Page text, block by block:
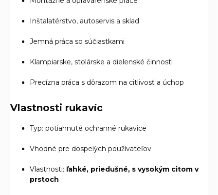
Inštalatérstvo, autoservis a sklad
Jemná práca so súčiastkami
Klampiarske, stolárske a dielenské činnosti
Precízna práca s dôrazom na citlivosť a úchop
Vlastnosti rukavíc
Typ: potiahnuté ochranné rukavice
Vhodné pre dospelých používateľov
Vlastnosti: ľahké, priedušné, s vysokým citom v
prstoch